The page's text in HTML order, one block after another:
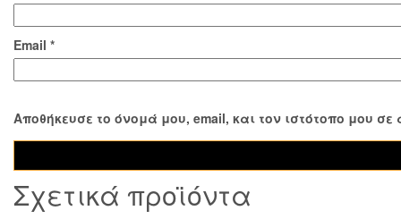
Email *
Αποθήκευσε το όνομά μου, email, και τον ιστότοπο μου
Σχετικά προϊόντα